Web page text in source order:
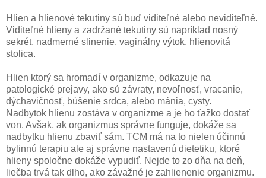
Hlien a hlienové tekutiny sú buď viditeľné alebo neviditeľné.
Viditeľné hlieny a zadržané tekutiny sú napríklad nosný
sekrét, nadmerné slinenie, vaginálny výtok, hlienovitá
stolica.
Hlien ktorý sa hromadí v organizme, odkazuje na
patologické prejavy, ako sú závraty, nevoľnosť, vracanie,
dýchavičnosť, búšenie srdca, alebo mánia, cysty.
Nadbytok hlienu zostáva v organizme a je ho ťažko dostať
von. Avšak, ak organizmus správne funguje, dokáže sa
nadbytku hlienu zbaviť sám. TCM má na to nielen účinnú
bylinnú terapiu ale aj správne nastavenú dietetiku, ktoré
hlieny spoločne dokáže vypudiť. Nejde to zo dňa na deň,
liečba trvá tak dlho, ako závažné je zahlienenie organizmu.